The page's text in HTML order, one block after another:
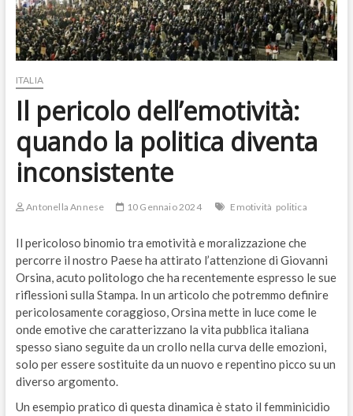
ITALIA
Il pericolo dell’emotività:
quando la politica diventa
inconsistente
Antonella Annese 10 Gennaio 2024 Emotività politica
Il pericoloso binomio tra emotività e moralizzazione che
percorre il nostro Paese ha attirato l’attenzione di Giovanni
Orsina, acuto politologo che ha recentemente espresso le sue
riflessioni sulla Stampa. In un articolo che potremmo definire
pericolosamente coraggioso, Orsina mette in luce come le
onde emotive che caratterizzano la vita pubblica italiana
spesso siano seguite da un crollo nella curva delle emozioni,
solo per essere sostituite da un nuovo e repentino picco su un
diverso argomento.
Un esempio pratico di questa dinamica è stato il femminicidio